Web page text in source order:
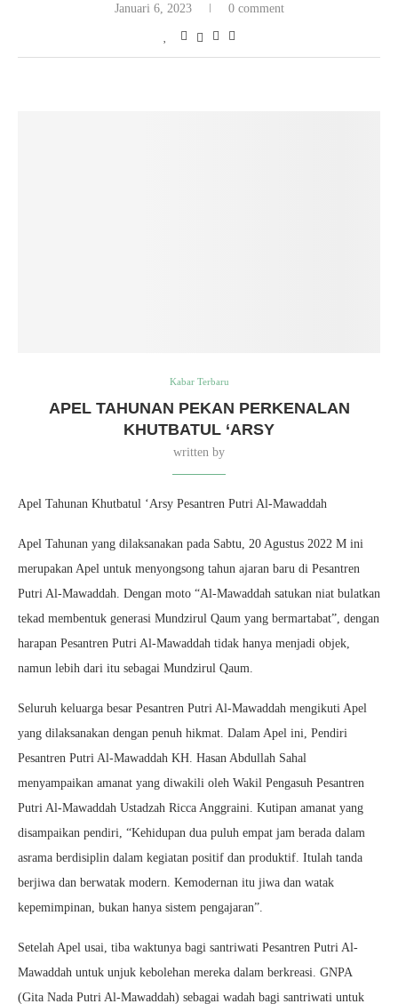
Januari 6, 2023 0 comment
Kabar Terbaru
APEL TAHUNAN PEKAN PERKENALAN
KHUTBATUL ‘ARSY
written by
Apel Tahunan Khutbatul ‘Arsy Pesantren Putri Al-Mawaddah
Apel Tahunan yang dilaksanakan pada Sabtu, 20 Agustus 2022 M ini
merupakan Apel untuk menyongsong tahun ajaran baru di Pesantren
Putri Al-Mawaddah. Dengan moto “Al-Mawaddah satukan niat bulatkan
tekad membentuk generasi Mundzirul Qaum yang bermartabat”, dengan
harapan Pesantren Putri Al-Mawaddah tidak hanya menjadi objek,
namun lebih dari itu sebagai Mundzirul Qaum.
Seluruh keluarga besar Pesantren Putri Al-Mawaddah mengikuti Apel
yang dilaksanakan dengan penuh hikmat. Dalam Apel ini, Pendiri
Pesantren Putri Al-Mawaddah KH. Hasan Abdullah Sahal
menyampaikan amanat yang diwakili oleh Wakil Pengasuh Pesantren
Putri Al-Mawaddah Ustadzah Ricca Anggraini. Kutipan amanat yang
disampaikan pendiri, “Kehidupan dua puluh empat jam berada dalam
asrama berdisiplin dalam kegiatan positif dan produktif. Itulah tanda
berjiwa dan berwatak modern. Kemodernan itu jiwa dan watak
kepemimpinan, bukan hanya sistem pengajaran”.
Setelah Apel usai, tiba waktunya bagi santriwati Pesantren Putri Al-
Mawaddah untuk unjuk kebolehan mereka dalam berkreasi. GNPA
(Gita Nada Putri Al-Mawaddah) sebagai wadah bagi santriwati untuk